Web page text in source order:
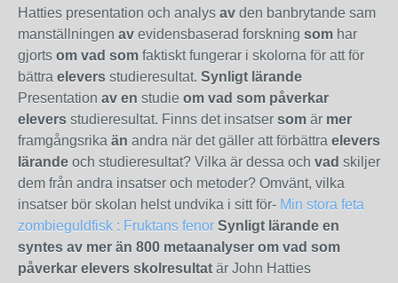
Hatties presentation och analys av den banbrytande sam
manställningen av evidensbaserad forskning som har
gjorts om vad som faktiskt fungerar i skolorna för att för
bättra elevers studieresultat. Synligt lärande
Presentation av en studie om vad som påverkar
elevers studieresultat. Finns det insatser som är mer
framgångsrika än andra när det gäller att förbättra elevers
lärande och studieresultat? Vilka är dessa och vad skiljer
dem från andra insatser och metoder? Omvänt, vilka
insatser bör skolan helst undvika i sitt för- Min stora feta
zombieguldfisk : Fruktans fenor Synligt lärande en
syntes av mer än 800 metaanalyser om vad som
påverkar elevers skolresultat är John Hatties